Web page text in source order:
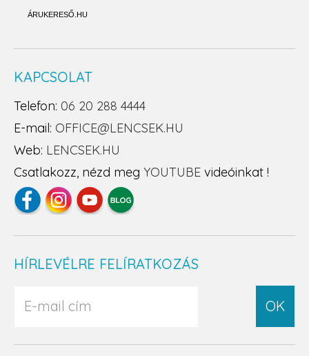
ÁRUKERESŐ.HU
KAPCSOLAT
Telefon: 06 20 288 4444
E-mail: OFFICE@LENCSEK.HU
Web: LENCSEK.HU
Csatlakozz, nézd meg YOUTUBE videóinkat !
HÍRLEVÉLRE FELÍRATKOZÁS
OK